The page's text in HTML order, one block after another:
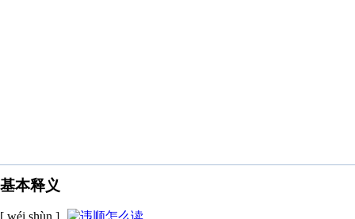
基本释义
[ wéi shùn ]